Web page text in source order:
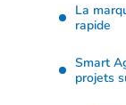
La
rapide
Smart
projets